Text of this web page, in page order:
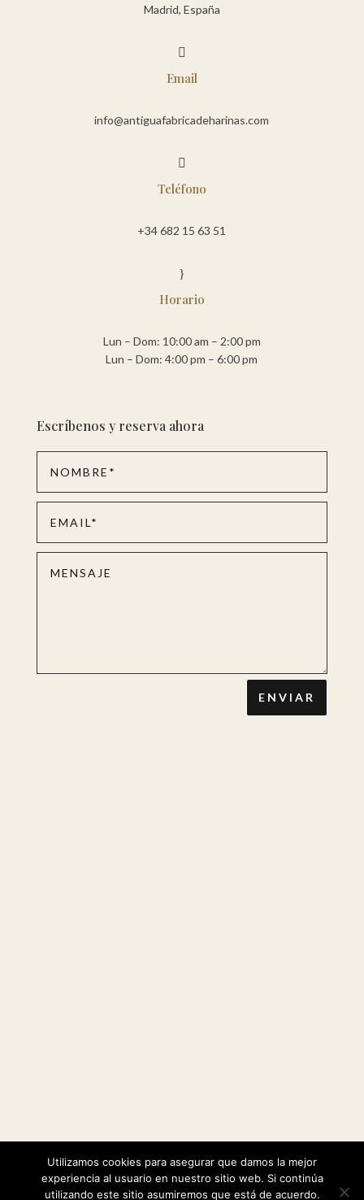
Madrid, España

Email
info@antiguafabricadeharinas.com

Teléfono
+34 682 15 63 51
}
Horario
Lun – Dom: 10:00 am – 2:00 pm
Lun – Dom: 4:00 pm – 6:00 pm
Escríbenos y reserva ahora
ENVIAR
Política de cookies| Política de privacidad
Utilizamos cookies para asegurar que damos la mejor
experiencia al usuario en nuestro sitio web. Si continúa
utilizando este sitio asumiremos que está de acuerdo.